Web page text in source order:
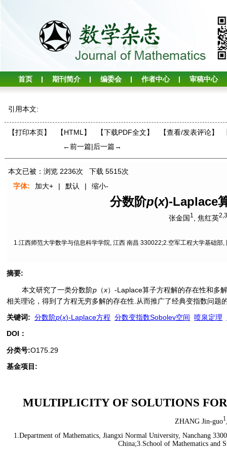
首页 期刊简介 编委会 作者中心 审稿中心
引用本文:
【打印本页】 【HTML】 【下载PDF全文】 【查看/发表评论】
←前一篇|后一篇→
本文已被：浏览 2236次 下载 5515次
字体:
加大+ | 默认 | 缩小-
分数阶p(x)-Laplace
张金国 1 焦红英2,3
1.江西师范大学数学与信息科学学院, 江西 南昌 330022;2.空军工程大学基础
摘要:
本文研究了一类分数阶p （x）-Laplace算子方程解的存在性和多
相关理论，得到了方程无穷多解的存在性.从而推广了经典变指数问题
关键词: 分数阶p(x)-Laplace方程 分数变指数Sobolev空间 喷泉定理
DOI：
分类号:O175.29
基金项目:
MULTIPLICITY OF SOLUTIONS
ZHANG Jin-guo1
1.Department of Mathematics, Jiangxi Normal University, Nanchang
China;3.School of Mathematics and